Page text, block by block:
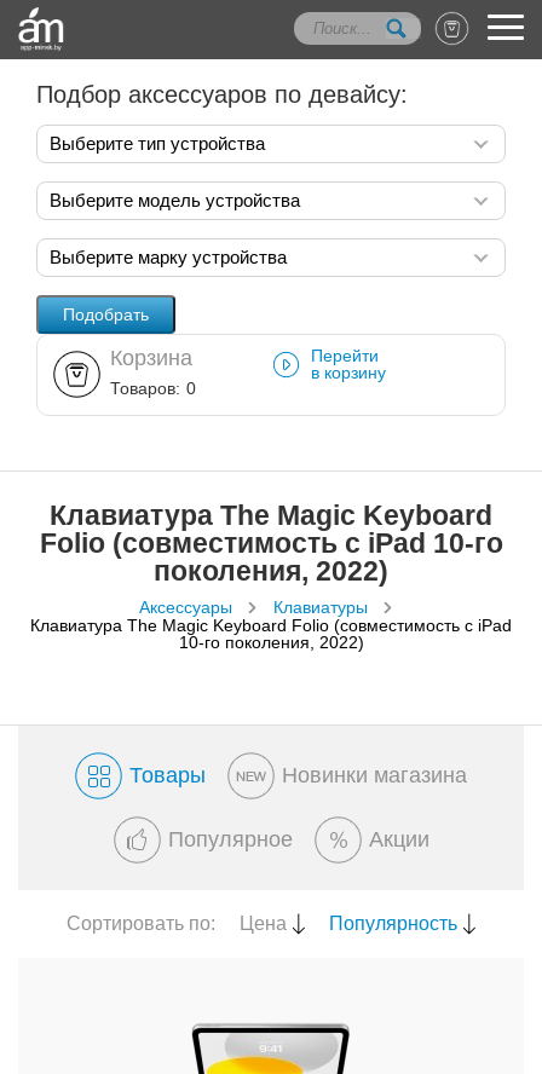
Подбор аксессуаров по девайсу:
Выберите тип устройства
Выберите модель устройства
Выберите марку устройства
Корзина
Товаров: 0
Перейти
в корзину
Клавиатура The Magic Keyboard
Folio (совместимость с iPad 10-го
поколения, 2022)
Аксессуары
Клавиатуры
Клавиатура The Magic Keyboard Folio (совместимость с iPad
10-го поколения, 2022)
Товары Новинки магазина
Популярное Акции
Сортировать по: Цена Популярность